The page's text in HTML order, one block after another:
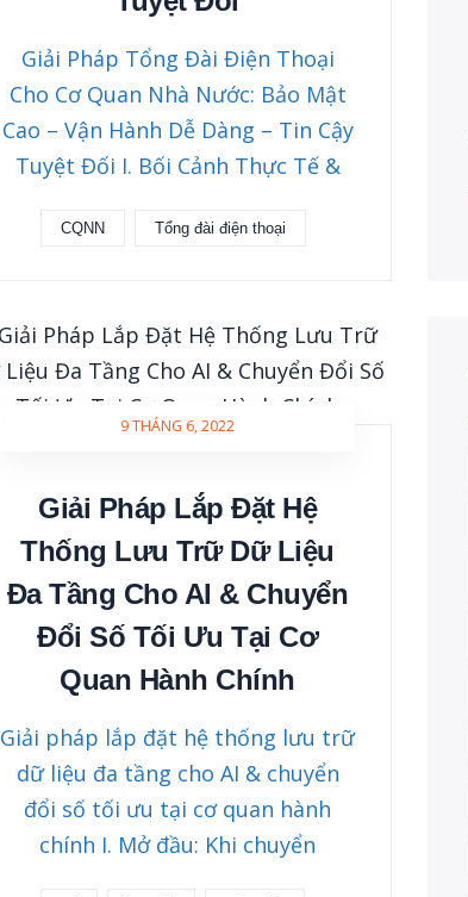
Giải Pháp Tổng Đài Điện Thoại
Cho Cơ Quan Nhà Nước: Bảo Mật
Cao – Vận Hành Dễ Dàng – Tin Cậy
Tuyệt Đối I. Bối Cảnh Thực Tế &
CQNN Tổng đài điện thoại
9 THÁNG 6, 2022
Giải Pháp Lắp Đặt Hệ
Thống Lưu Trữ Dữ Liệu
Đa Tầng Cho AI & Chuyển
Đổi Số Tối Ưu Tại Cơ
Quan Hành Chính
Giải pháp lắp đặt hệ thống lưu trữ
dữ liệu đa tầng cho AI & chuyển
đổi số tối ưu tại cơ quan hành
chính I. Mở đầu: Khi chuyển